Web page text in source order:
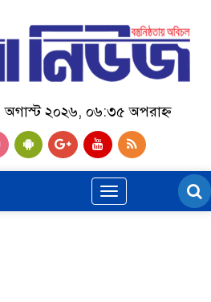
২০২৬, ০৬:৩৫ অপরাহ্ন
Toggle
navigation